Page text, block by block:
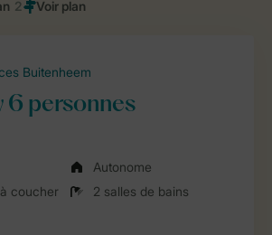
2
Buitenheem
6 personnes
Autonome
coucher
2 salles de bains